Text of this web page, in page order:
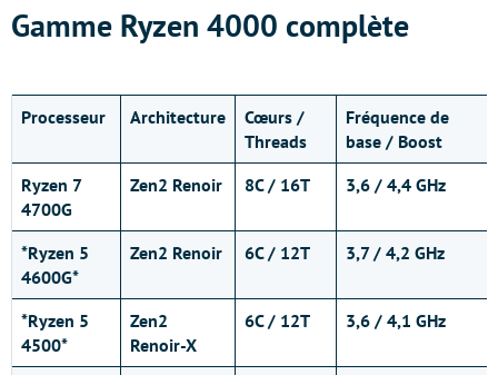
Gamme Ryzen 4000 complète
Processeur Architecture
Cœurs /
Threads
Fréquence de
base / Boost
Ryzen 7
4700G
Zen2 Renoir 8C / 16T 3,6 / 4,4 GHz
*Ryzen 5
4600G*
Zen2 Renoir 6C / 12T 3,7 / 4,2 GHz
*Ryzen 5
4500*
Zen2
Renoir-X
6C / 12T 3,6 / 4,1 GHz